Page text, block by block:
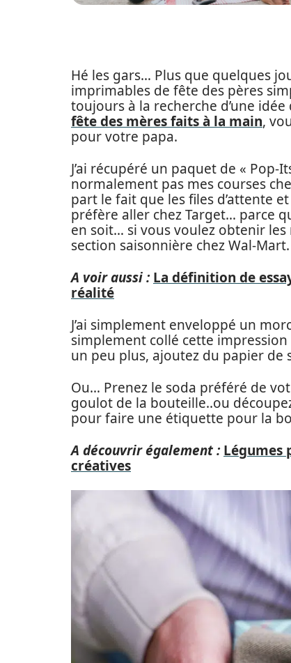
Hé les gars… Plus que quelques
imprimables de fête des pères
toujours à la recherche d’une
fête des mères faits à la main,
pour votre papa.
J’ai récupéré un paquet de «
normalement pas mes courses
part le fait que les files d’attente
préfère aller chez Target… parce
en soit… si vous voulez obtenir
section saisonnière chez Wal-Mart.
A voir aussi : La définition de
réalité
J’ai simplement enveloppé un
simplement collé cette impression
un peu plus, ajoutez du papier de
Ou… Prenez le soda préféré de
goulot de la bouteille..ou
pour faire une étiquette pour la
A découvrir également : Légumes
créatives